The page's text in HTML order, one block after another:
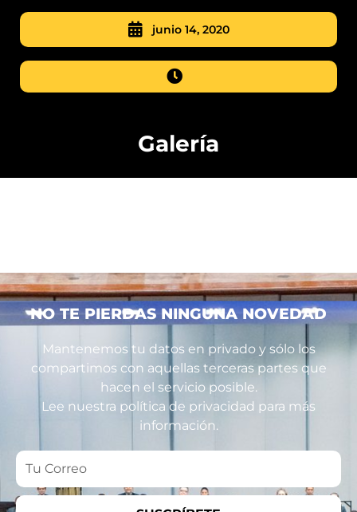
junio 14, 2020
Galería
NO TE PIERDAS NINGUNA NOVEDAD
Mantenemos tu datos en privado y sólo los
compartimos con aquellas terceras partes que
hacen el servicio posible.
Lee nuestra política de privacidad para más
información.
Tu
Correo